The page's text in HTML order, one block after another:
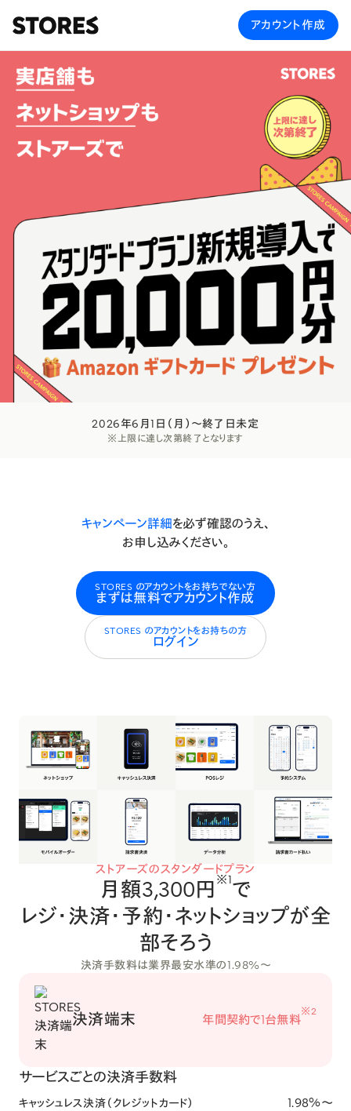
アカウント作成
2026年6月1日（月）〜終了日未定
※上限に達し次第終了となります
キャンペーン詳細を必ず確認のうえ、
お申し込みください。
STORES のアカウントをお持ちでない方
まずは無料でアカウント作成
STORES のアカウントをお持ちの方
ログイン
ストアーズのスタンダードプラン
月額3,300円 ※1で
レジ・決済・予約・ネットショップが全
部そろう
決済手数料は業界最安水準の1.98%〜
決済端末 年間契約で1台無料
※2
サービスごとの決済手数料
キャッシュレス決済（クレジットカード） 1.98%〜